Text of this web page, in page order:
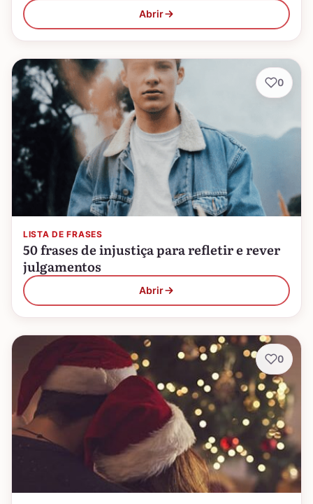
Abrir
LISTA DE FRASES
50 frases de injustiça para refletir e rever
julgamentos
Abrir
0
0